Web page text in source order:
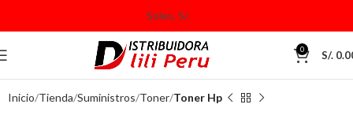
0 S/.
Inicio Tienda Suministros Toner Toner Hp